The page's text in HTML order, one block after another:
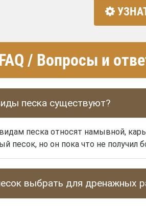
/ Вопросы и
песка существуют?
песка относят намывной,
песок, но он пока что не получил
выбрать для дренажных